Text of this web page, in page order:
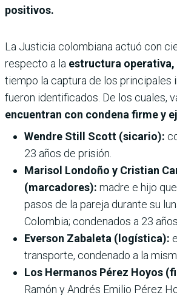
positivos.
La Justicia colombiana actuó con
respecto a la estructura operativa,
tiempo la captura de los principales
fueron identificados. De los cuales,
encuentran con condena firme y
Wendre Still Scott (sicario):
23 años de prisión.
Marisol Londoño y Cristian
(marcadores): madre e hijo
pasos de la pareja durante su
Colombia; condenados a 23
Everson Zabaleta (logística):
transporte, condenado a la
Los Hermanos Pérez Hoyos
Ramón y Andrés Emilio Pérez